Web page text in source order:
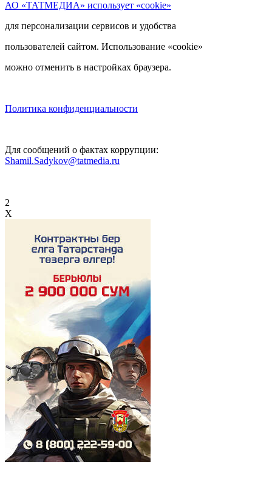
АО «ТАТМЕДИА» использует «cookie»
для персонализации сервисов и удобства
пользователей сайтом. Использование «cookie»
можно отменить в настройках браузера.
Политика конфиденциальности
Для сообщений о фактах коррупции:
Shamil.Sadykov@tatmedia.ru
2
X